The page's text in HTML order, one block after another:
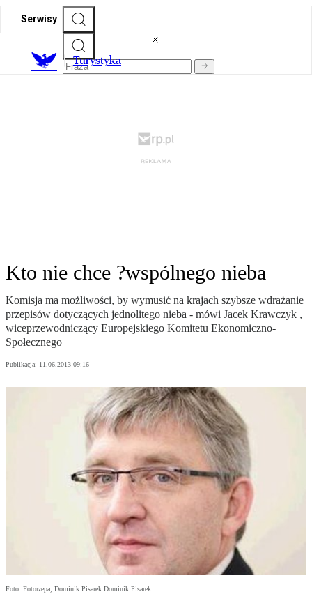
Serwisy
Turystyka
Kto nie chce ?wspólnego nieba
Komisja ma możliwości, by wymusić na krajach szybsze wdrażanie
przepisów dotyczących jednolitego nieba - mówi Jacek Krawczyk ,
wiceprzewodniczący Europejskiego Komitetu Ekonomiczno-
Społecznego
Publikacja: 11.06.2013 09:16
Foto: Fotorzepa, Dominik Pisarek Dominik Pisarek